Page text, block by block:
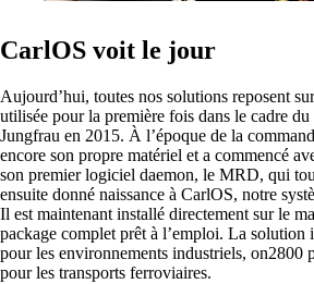
Produits
Références
CarlOS voit le jour
Aujourd’hui, toutes nos solutions reposent
utilisée pour la première fois dans le cadre
Jungfrau en 2015. À l’époque de la
encore son propre matériel et a commencé
son premier logiciel daemon, le MRD, qui
ensuite donné naissance à CarlOS, notre
Il est maintenant installé directement sur le
package complet prêt à l’emploi. La solution
pour les environnements industriels, on2800
pour les transports ferroviaires.